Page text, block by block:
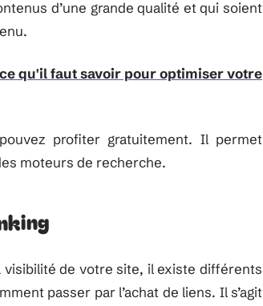
d’une grande qualité et qui soient
qu'il faut savoir pour optimiser votre
profiter gratuitement. Il permet
moteurs de recherche.
de votre site, il existe différents
passer par l’achat de liens. Il s’agit